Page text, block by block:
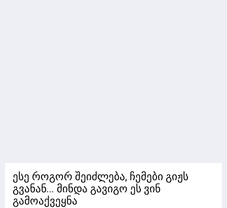
ესე როგორ შეიძლება, ჩემები გიჟს
გვანან... მინდა გავიგო ეს ვინ
გამოაქვეყნა